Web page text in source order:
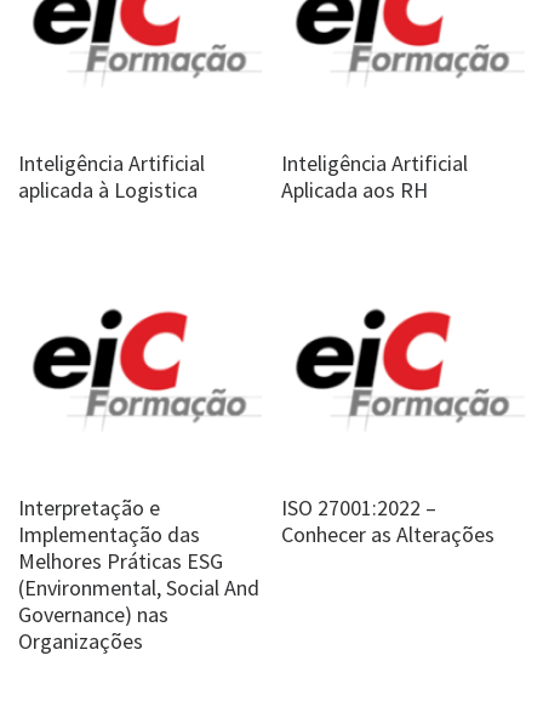
Inteligência Artificial
aplicada à Logistica
Inteligência Artificial
Aplicada aos RH
Interpretação e
Implementação das
Melhores Práticas ESG
(Environmental, Social And
Governance) nas
Organizações
ISO 27001:2022 –
Conhecer as Alterações